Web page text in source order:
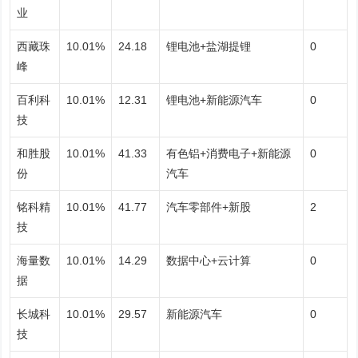
业
西藏珠
峰
10.01% 24.18 锂电池+盐湖提锂 0
百利科
技
10.01% 12.31 锂电池+新能源汽车 0
和胜股
份
10.01% 41.33
有色铝+消费电子+新能源
汽车
0
铭科精
技
10.01% 41.77 汽车零部件+新股 2
海量数
据
10.01% 14.29 数据中心+云计算 0
长城科
技
10.01% 29.57 新能源汽车 0